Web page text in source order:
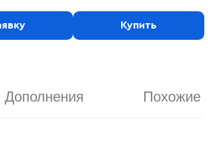
Купить
Дополнения Похожие